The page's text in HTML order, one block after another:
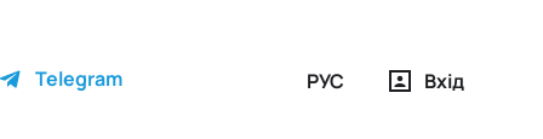
Telegram РУС Вхід